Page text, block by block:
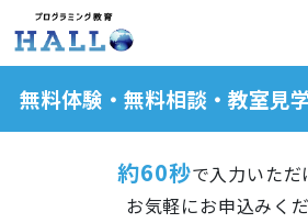
無料体験・無料相談・教室見
約60秒で入力いただ
お気軽にお申込みくだ